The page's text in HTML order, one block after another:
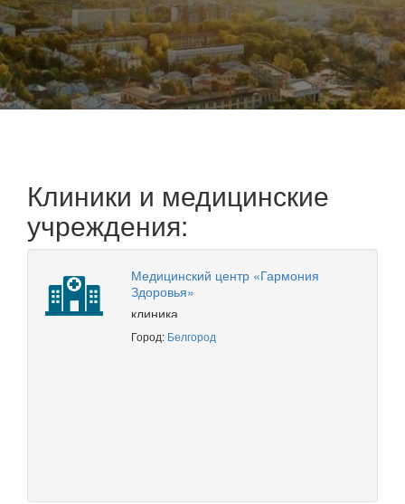
Клиники и медицинские
учреждения:
Медицинский центр «Гармония
Здоровья»
клиника
Город: Белгород